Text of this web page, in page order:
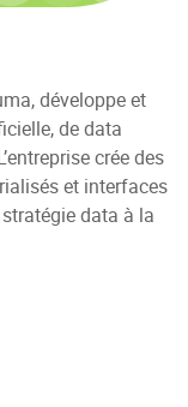
développe et
de data
crée des
et interfaces
data à la